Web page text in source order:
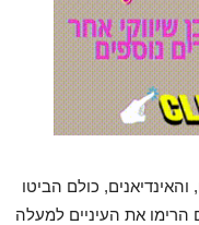
כולם הביטו
את העיניים למעלה